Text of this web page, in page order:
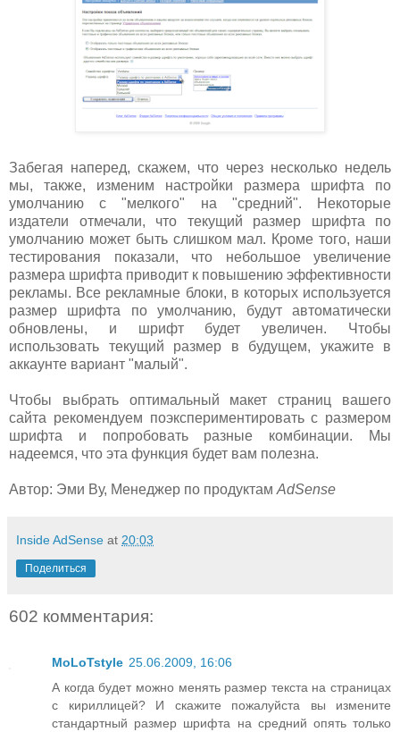
Забегая наперед, скажем, что через несколько недель
мы, также, изменим настройки размера шрифта по
умолчанию с "мелкого" на "средний". Некоторые
издатели отмечали, что текущий размер шрифта по
умолчанию может быть слишком мал. Кроме того, наши
тестирования показали, что небольшое увеличение
размера шрифта приводит к повышению эффективности
рекламы. Все рекламные блоки, в которых используется
размер шрифта по умолчанию, будут автоматически
обновлены, и шрифт будет увеличен. Чтобы
использовать текущий размер в будущем, укажите в
аккаунте вариант "малый".
Чтобы выбрать оптимальный макет страниц вашего
сайта рекомендуем поэкспериментировать с размером
шрифта и попробовать разные комбинации. Мы
надеемся, что эта функция будет вам полезна.
Автор: Эми Ву, Менеджер по продуктам AdSense
Inside AdSense at 20:03
Поделиться
602 комментария:
MoLoTstyle 25.06.2009, 16:06
А когда будет можно менять размер текста на страницах
с кириллицей? И скажите пожалуйста вы измените
стандартный размер шрифта на средний опять только